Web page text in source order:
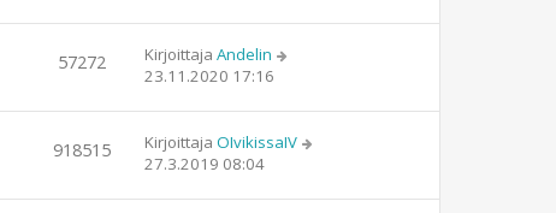
57272 Kirjoittaja Andelin
23.11.2020 17:16
918515 Kirjoittaja OIvikissaIV
27.3.2019 08:04